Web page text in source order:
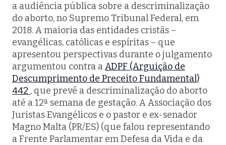
a audiência pública sobre a descriminalização
do aborto, no Supremo Tribunal Federal, em
2018. A maioria das entidades cristãs –
evangélicas, católicas e espíritas – que
apresentou perspectivas durante o julgamento
argumentou contra aADPF (Arguição de
Descumprimento de Preceito Fundamental)
442 , que prevê a descriminalização do aborto
até a 12ª semana de gestação. A Associação dos
Juristas Evangélicos e o pastor e ex-senador
Magno Malta (PR/ES) (que falou representando
a Frente Parlamentar em Defesa da Vida e da